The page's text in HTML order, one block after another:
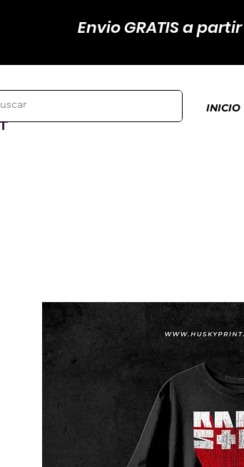
Envio GRATIS a
INICIO